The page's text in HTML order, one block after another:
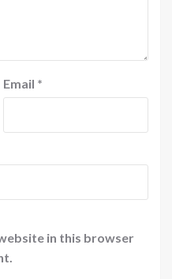
Email *
in this browser